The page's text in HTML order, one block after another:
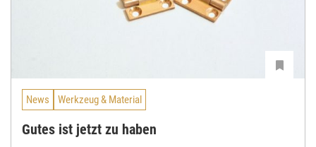
News Werkzeug & Material
Gutes ist jetzt zu haben